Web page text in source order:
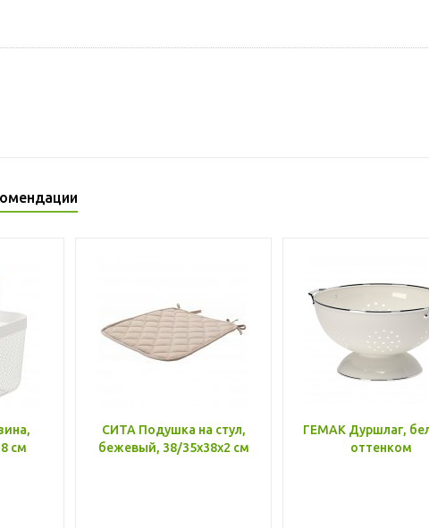
см
СИТА Подушка на стул,
бежевый, 38/35x38x2 см
ГЕМАК Дуршлаг,
оттенком